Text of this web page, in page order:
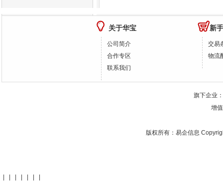
关于华宝
公司简介
合作专区
联系我们
新
交易
物流
旗下企业
增
版权所有：易企信息